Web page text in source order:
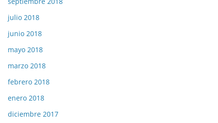
julio 2018
junio 2018
mayo 2018
marzo 2018
febrero 2018
enero 2018
diciembre 2017